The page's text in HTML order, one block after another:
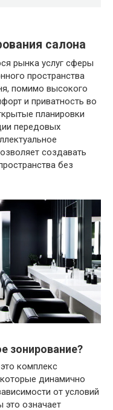
салона
рынка услуг сферы
пространства
помимо высокого
и приватность во
планировки
передовых
создавать
без
зонирование?
комплекс
динамично
от условий
это означает